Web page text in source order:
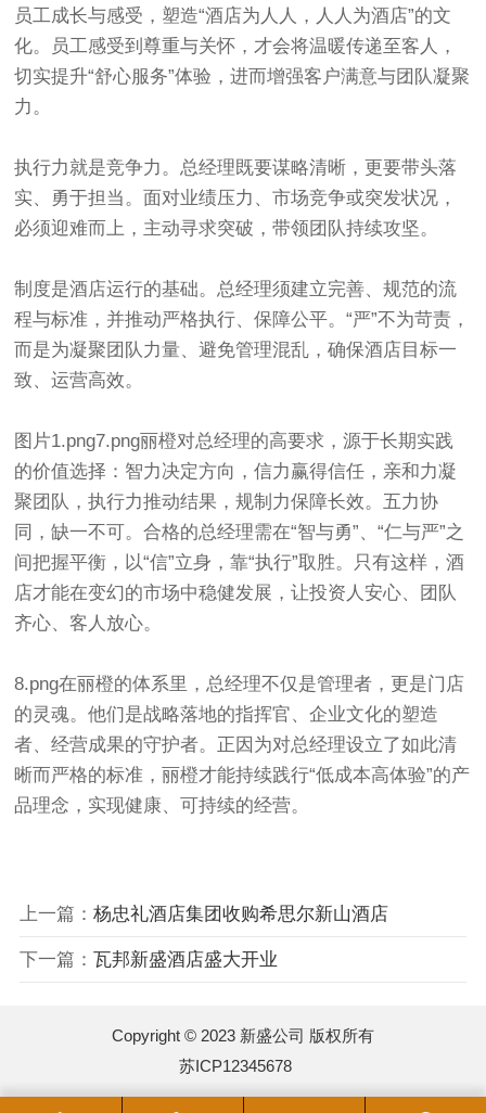
员工成长与感受，塑造“酒店为人人，人人为酒店”的文
化。员工感受到尊重与关怀，才会将温暖传递至客人，
切实提升“舒心服务”体验，进而增强客户满意与团队凝聚
力。
执行力就是竞争力。总经理既要谋略清晰，更要带头落
实、勇于担当。面对业绩压力、市场竞争或突发状况，
必须迎难而上，主动寻求突破，带领团队持续攻坚。
制度是酒店运行的基础。总经理须建立完善、规范的流
程与标准，并推动严格执行、保障公平。“严”不为苛责，
而是为凝聚团队力量、避免管理混乱，确保酒店目标一
致、运营高效。
图片1.png7.png丽橙对总经理的高要求，源于长期实践
的价值选择：智力决定方向，信力赢得信任，亲和力凝
聚团队，执行力推动结果，规制力保障长效。五力协
同，缺一不可。合格的总经理需在“智与勇”、“仁与严”之
间把握平衡，以“信”立身，靠“执行”取胜。只有这样，酒
店才能在变幻的市场中稳健发展，让投资人安心、团队
齐心、客人放心。
8.png在丽橙的体系里，总经理不仅是管理者，更是门店
的灵魂。他们是战略落地的指挥官、企业文化的塑造
者、经营成果的守护者。正因为对总经理设立了如此清
晰而严格的标准，丽橙才能持续践行“低成本高体验”的产
品理念，实现健康、可持续的经营。
上一篇： 杨忠礼酒店集团收购希思尔新山酒店
下一篇： 瓦邦新盛酒店盛大开业
Copyright © 2023 新盛公司 版权所有
苏ICP12345678